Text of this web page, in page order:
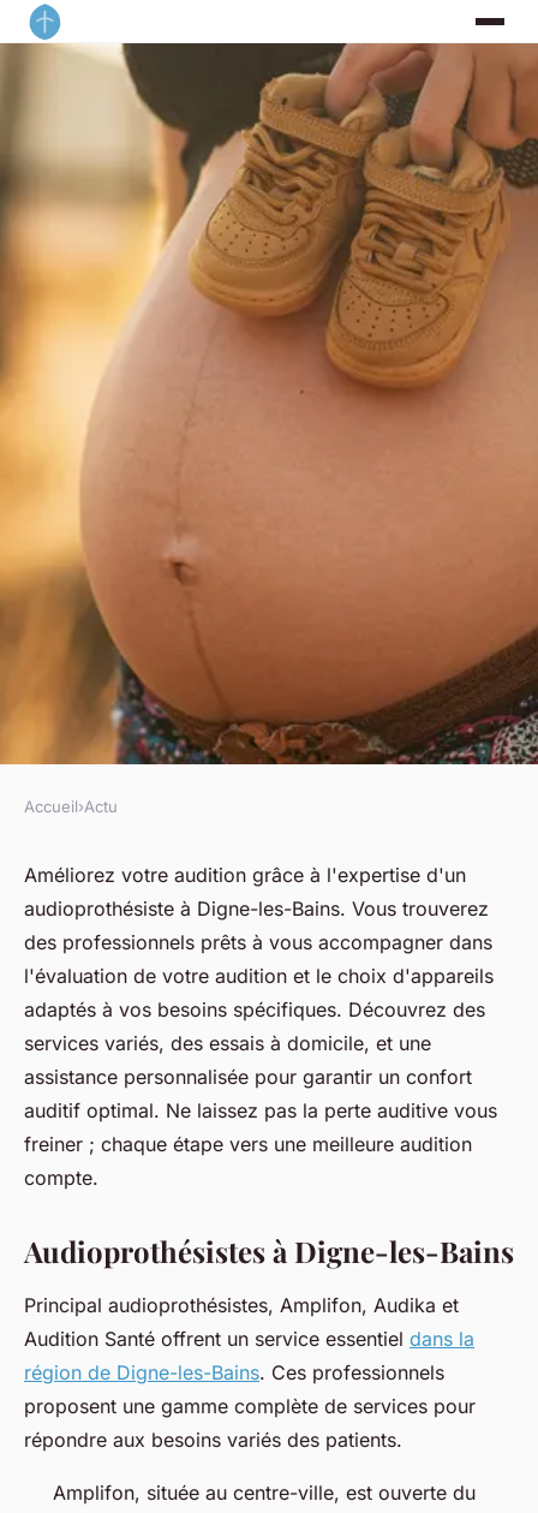
Améliorez votre audition avec
un audioprothésiste à digne-
les-bains
fabienne•22 avril 2025•4 min de lecture
Accueil›Actu
Améliorez votre audition grâce à l'expertise d'un
audioprothésiste à Digne-les-Bains. Vous trouverez
des professionnels prêts à vous accompagner dans
l'évaluation de votre audition et le choix d'appareils
adaptés à vos besoins spécifiques. Découvrez des
services variés, des essais à domicile, et une
assistance personnalisée pour garantir un confort
auditif optimal. Ne laissez pas la perte auditive vous
freiner ; chaque étape vers une meilleure audition
compte.
Audioprothésistes à Digne-les-Bains
Principal audioprothésistes, Amplifon, Audika et
Audition Santé offrent un service essentiel dans la
région de Digne-les-Bains. Ces professionnels
proposent une gamme complète de services pour
répondre aux besoins variés des patients.
Amplifon, située au centre-ville, est ouverte du